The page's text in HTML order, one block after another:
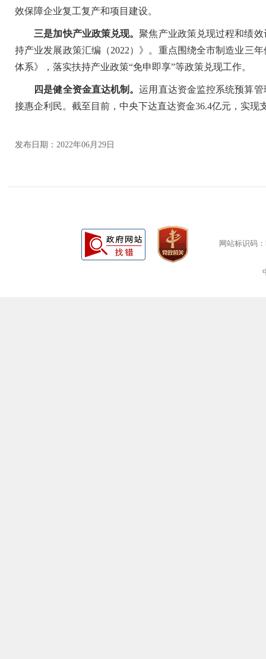
效保障企业复工复产和项目建设。
三是加快产业政策兑现。聚焦产业政策兑现过程和绩
持产业发展政策汇编（2022）》。重点围绕全市制造业三
体系》，落实扶持产业政策“免申即享”等政策兑现工作。
四是健全资金直达机制。运用直达资金监控系统预算
接惠企利民。截至目前，中央下达直达资金36.4亿元，实现
发布日期：2022年06月29日
网站标识码